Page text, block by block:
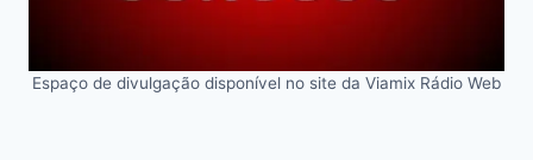
Espaço de divulgação disponível no site da Viamix Rádio Web